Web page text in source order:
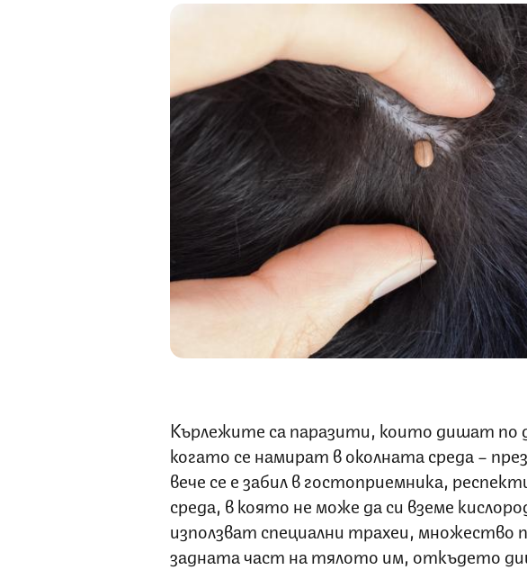
Кърлежите са паразити, които дишат по
когато се намират в околната среда –
вече се е забил в гостоприемника,
среда, в която не може да си вземе
използват специални трахеи, множество
задната част на тялото им, откъдето